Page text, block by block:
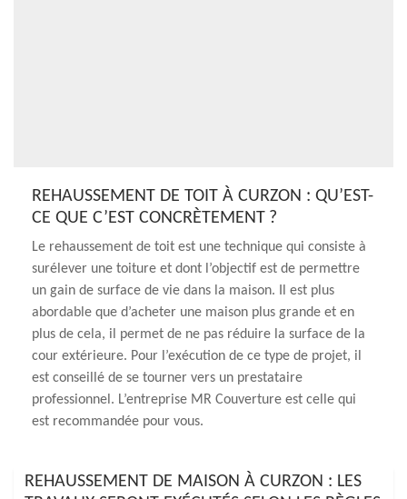
REHAUSSEMENT DE TOIT À CURZON : QU’EST-
CE QUE C’EST CONCRÈTEMENT ?
Le rehaussement de toit est une technique qui consiste à
surélever une toiture et dont l’objectif est de permettre
un gain de surface de vie dans la maison. Il est plus
abordable que d’acheter une maison plus grande et en
plus de cela, il permet de ne pas réduire la surface de la
cour extérieure. Pour l’exécution de ce type de projet, il
est conseillé de se tourner vers un prestataire
professionnel. L’entreprise MR Couverture est celle qui
est recommandée pour vous.
REHAUSSEMENT DE MAISON À CURZON : LES